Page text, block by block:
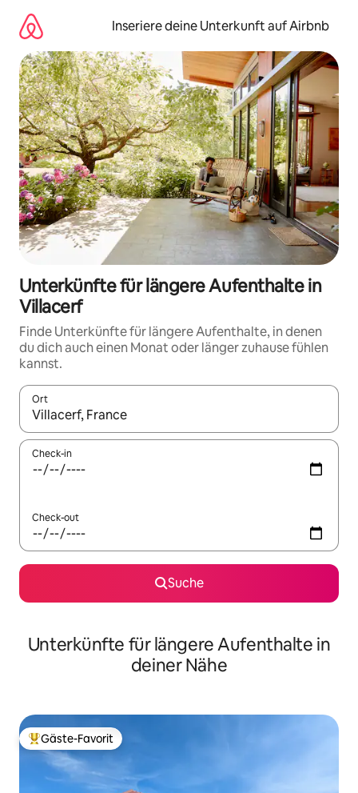
Inhalten
springen
Inseriere deine Unterkunft auf Airbnb
Unterkünfte für längere Aufenthalte in
Villacerf
Finde Unterkünfte für längere Aufenthalte, in denen
du dich auch einen Monat oder länger zuhause fühlen
kannst.
Ort
Wenn Ergebnisse verfügbar sind, navigiere mit den
Check-in
Check-out
Suche
Unterkünfte für längere Aufenthalte in
deiner Nähe
Beliebter Gäste-Favorit.
Gäste-Favorit